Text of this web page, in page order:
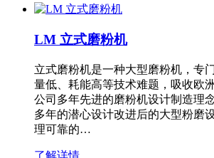
LM 立式磨粉机
立式磨粉机是一种大型磨粉机，专
量低、耗能高等技术难题，吸收欧
公司多年先进的磨粉机设计制造理
多年的潜心设计改进后的大型粉磨
理可靠的…
了解详情